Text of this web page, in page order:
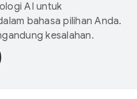
AI untuk
bahasa pilihan Anda.
kesalahan.